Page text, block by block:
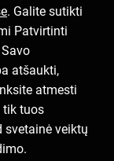
. Galite sutikti
Patvirtinti
atšaukti,
atmesti
tik tuos
svetainė veiktų